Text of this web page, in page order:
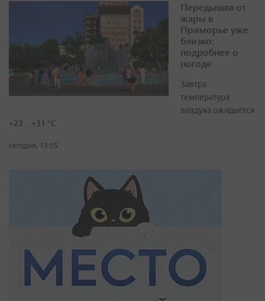
Передышка от
жары в
Приморье уже
близко:
подробнее о
погоде
Завтра
температура
воздуха ожидается
+23…+31 °C
сегодня, 13:05